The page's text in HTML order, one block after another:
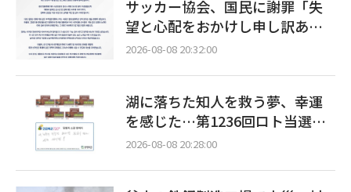
した。
ヘ・メッシ氏は現地時間の7日午後1
0時にアルゼンチン・ロサリオの病
と闘っていたとされる。 ホルヘ・メ
ッシ氏は、息子メッシが世界的なサ
ッカー選手に成長する過程で重要な
役割を果たした。メッシがニュウェ
ルズ・オールドボーイズのユースチ
ームでプレーしていた際、成長ホル
サッカー協会、国民に謝罪「失
望と心配をおかけし申し訳あり
ません」
2026-08-08 20:32:00
湖に落ちた知人を救う夢、幸運
を感じた…第1236回ロト当選番
号に注目
2026-08-08 20:28:00